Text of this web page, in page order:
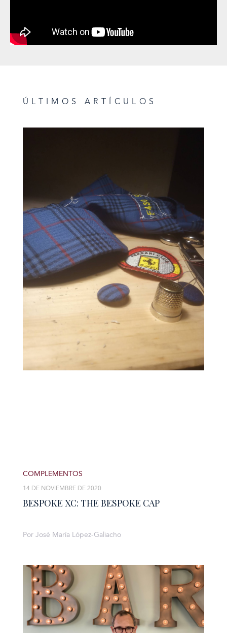
ÚLTIMOS ARTÍCULOS
BESPOKE XC: THE BESPOKE CAP
14 DE NOVIEMBRE DE 2020
COMPLEMENTOS
Por José María López-Galiacho